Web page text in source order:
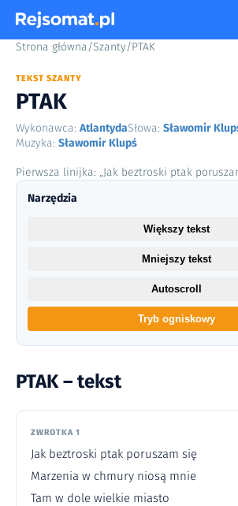
Strona główna/Szanty/PTAK
TEKST SZANTY
PTAK
Wykonawca: AtlantydaSłowa: Sławomir
Muzyka: Sławomir Klupś
Pierwsza linijka: „Jak beztroski ptak
PTAK – tekst
ZWROTKA 1
Jak beztroski ptak poruszam się
Marzenia w chmury niosą mnie
Tam w dole wielkie miasto
Narzędzia
Większy tekst
Mniejszy tekst
Autoscroll
Tryb ogniskowy